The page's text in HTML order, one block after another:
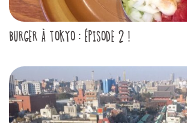
BURGER À TOKYO : ÉPISODE 2 !